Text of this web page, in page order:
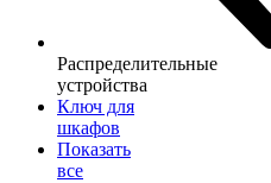
Распределительные
устройства
Ключ для
шкафов
Показать
все